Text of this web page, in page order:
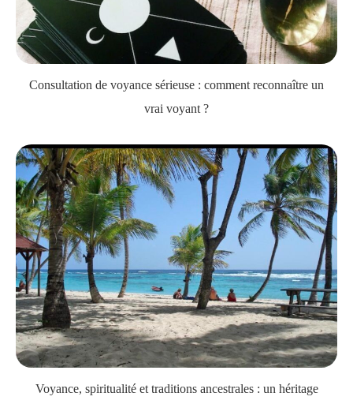
Consultation de voyance sérieuse : comment reconnaître un
vrai voyant ?
Voyance, spiritualité et traditions ancestrales : un héritage